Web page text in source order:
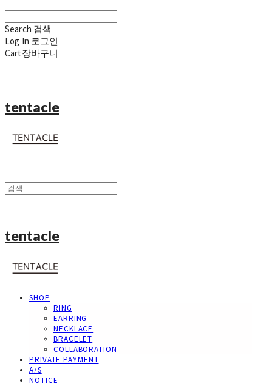
Search 검색
Log In 로그인
Cart장바구니
tentacle
tentacle
SHOP
RING
EARRING
NECKLACE
BRACELET
COLLABORATION
PRIVATE PAYMENT
A/S
NOTICE